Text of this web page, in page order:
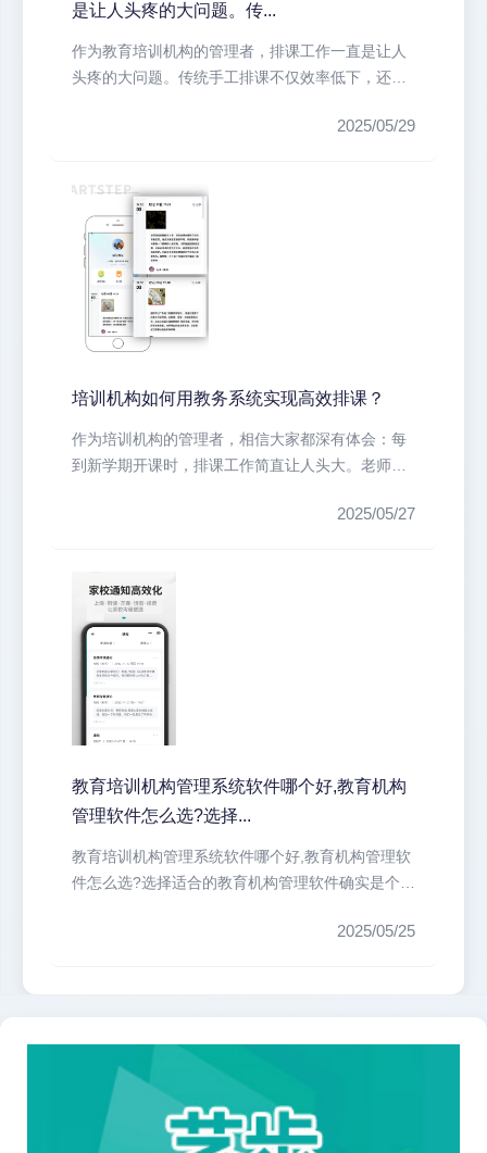
是让人头疼的大问题。传...
作为教育培训机构的管理者，排课工作一直是让人
头疼的大问题。传统手工排课不仅效率低下，还容
2025/05/29
培训机构如何用教务系统实现高效排课？
作为培训机构的管理者，相信大家都深有体会：每
到新学期开课时，排课工作简直让人头大。老师时
2025/05/27
教育培训机构管理系统软件哪个好,教育机构
管理软件怎么选?选择...
教育培训机构管理系统软件哪个好,教育机构管理软
件怎么选?选择适合的教育机构管理软件确实是个技
2025/05/25